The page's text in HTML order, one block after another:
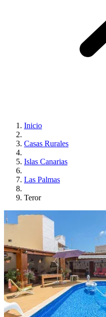
Inicio
Casas Rurales
Islas Canarias
Las Palmas
Teror